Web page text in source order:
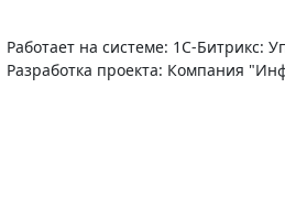
Работает на системе: 1С-Битрикс:
Разработка проекта: Компания